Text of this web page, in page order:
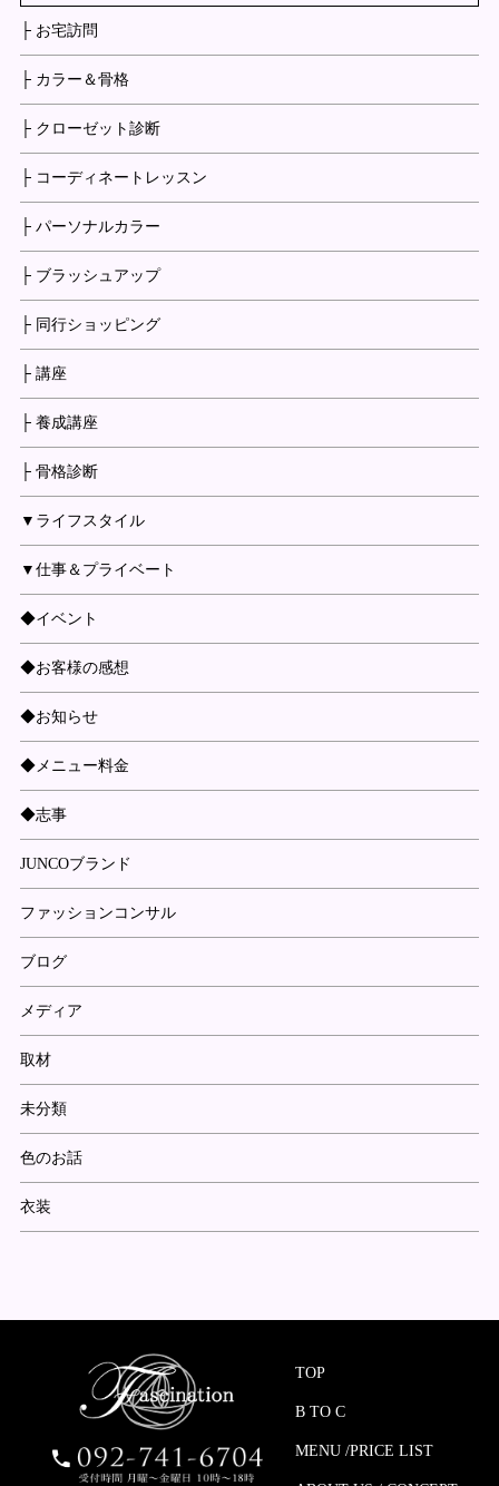
├ お宅訪問
├ カラー＆骨格
├ クローゼット診断
├ コーディネートレッスン
├ パーソナルカラー
├ ブラッシュアップ
├ 同行ショッピング
├ 講座
├ 養成講座
├ 骨格診断
▼ライフスタイル
▼仕事＆プライベート
◆イベント
◆お客様の感想
◆お知らせ
◆メニュー料金
◆志事
JUNCOブランド
ファッションコンサル
ブログ
メディア
取材
未分類
色のお話
衣装
TOP
B TO C
MENU /PRICE LIST